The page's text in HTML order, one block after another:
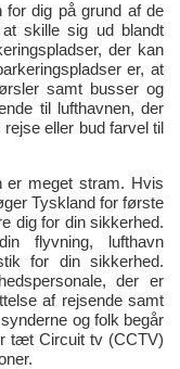
for dig på grund af de
skille sig ud blandt
der kan
er, at
samt busser og
til lufthavnen, der
eller bud farvel til
er meget stram. Hvis
Tyskland for første
dig for din sikkerhed.
flyvning, lufthavn
for din sikkerhed.
der er
af rejsende samt
og folk begår
tæt Circuit tv (CCTV)